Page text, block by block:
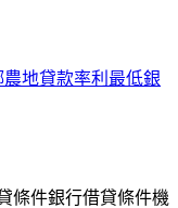
地貸款率利最低銀
條件銀行借貸條件機